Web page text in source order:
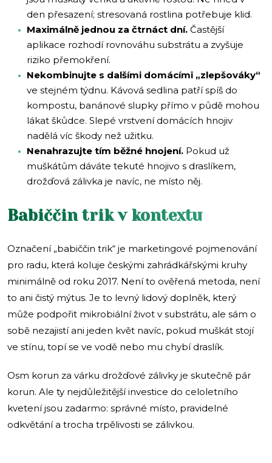
den přesazení; stresovaná rostlina potřebuje klid.
Maximálně jednou za čtrnáct dní. Častější
aplikace rozhodí rovnováhu substrátu a zvyšuje
riziko přemokření.
Nekombinujte s dalšími domácími „zlepšováky“
ve stejném týdnu. Kávová sedlina patří spíš do
kompostu, banánové slupky přímo v půdě mohou
lákat škůdce. Slepé vrstvení domácích hnojiv
nadělá víc škody než užitku.
Nenahrazujte tím běžné hnojení. Pokud už
muškátům dáváte tekuté hnojivo s draslíkem,
drožďová zálivka je navíc, ne místo něj.
Babiččin trik v kontextu
Označení „babiččin trik“ je marketingové pojmenování
pro radu, která koluje českými zahrádkářskými kruhy
minimálně od roku 2017. Není to ověřená metoda, není
to ani čistý mýtus. Je to levný lidový doplněk, který
může podpořit mikrobiální život v substrátu, ale sám o
sobě nezajistí ani jeden květ navíc, pokud muškát stojí
ve stínu, topí se ve vodě nebo mu chybí draslík.
Osm korun za várku drožďové zálivky je skutečně pár
korun. Ale ty nejdůležitější investice do celoletního
kvetení jsou zadarmo: správné místo, pravidelné
odkvětání a trocha trpělivosti se zálivkou.